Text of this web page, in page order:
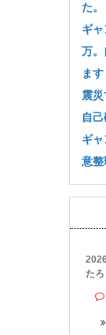
た。
ギ
万。
ます
震
自
ギ
意整
た